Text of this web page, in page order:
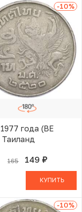
-10%
года (BE
165 149 руб.
В КОРЗИНЕ
КУПИТЬ
-10%